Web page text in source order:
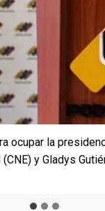
ocupar la
y Gladys
ocupar la
y Gladys
Asamblea
Federico